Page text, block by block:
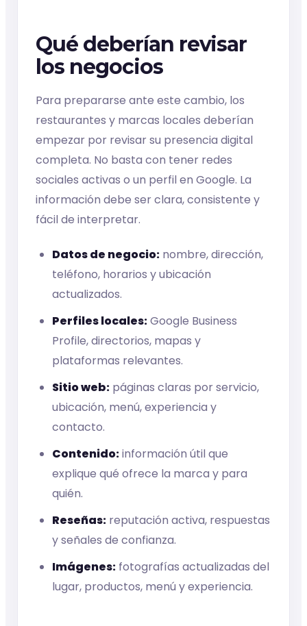
Qué deberían revisar
los negocios
Para prepararse ante este cambio, los
restaurantes y marcas locales deberían
empezar por revisar su presencia digital
completa. No basta con tener redes
sociales activas o un perfil en Google. La
información debe ser clara, consistente y
fácil de interpretar.
Datos de negocio: nombre, dirección,
teléfono, horarios y ubicación
actualizados.
Perfiles locales:Google Business
Profile, directorios, mapas y
plataformas relevantes.
Sitio web: páginas claras por servicio,
ubicación, menú, experiencia y
contacto.
Contenido:información útil que
explique qué ofrece la marca y para
quién.
Reseñas: reputación activa, respuestas
y señales de confianza.
Imágenes: fotografías actualizadas del
lugar, productos, menú y experiencia.